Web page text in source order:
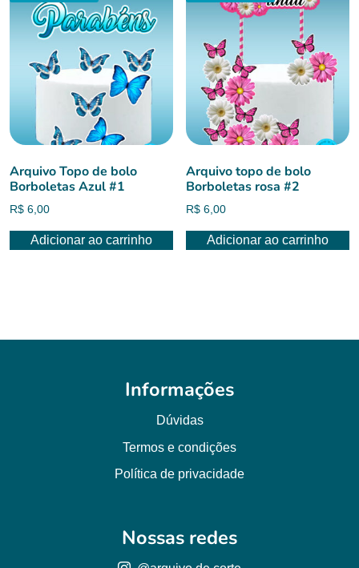
Arquivo Topo de bolo
Borboletas Azul #1
R$ 6,00
Adicionar ao carrinho
Arquivo topo de bolo
Borboletas rosa #2
R$ 6,00
Adicionar ao carrinho
Informações
Dúvidas
Termos e condições
Política de privacidade
Nossas redes